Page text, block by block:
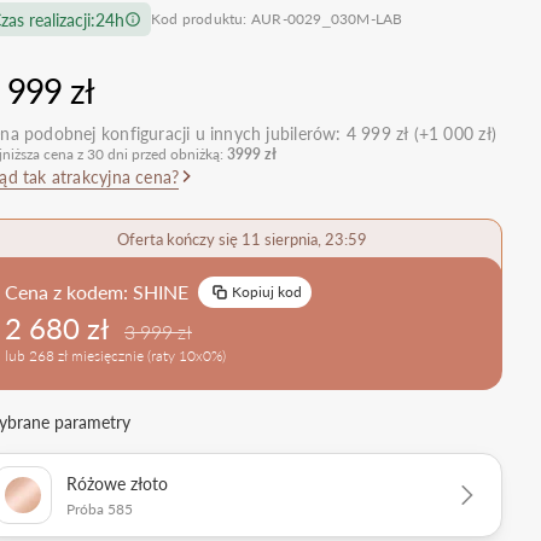
nietypowe
obrączkowe
dostawki
Obrączki Ślubne
Sprawdź bestsellery
Zobacz trendy
realizacji:24h Kod produktu: AUR-0029_030M-LAB
zł
podobnej konfiguracji u innych jubilerów: 4 999 zł (+1 000 zł)
cena z 30 dni przed obniżką: 3999 zł
tak atrakcyjna cena?
Oferta kończy się 11 sierpnia, 23:59
Cena z kodem: SHINE Kopiuj kod
2 680 zł 3 999 zł
lub 268 zł miesięcznie (raty 10x0%)
parametry
Różowe złoto
Próba 585